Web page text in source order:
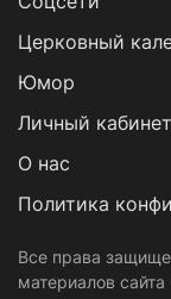
Церковный
Юмор
Личный кабинет
О нас
Политика
Все права
материалов